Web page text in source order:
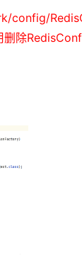
config/
删除